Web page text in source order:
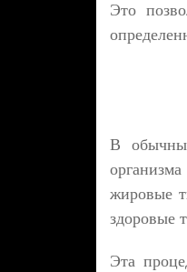
Это
В
жировые
здоровые
Эта